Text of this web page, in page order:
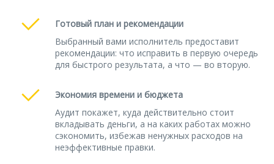
Готовый план и рекомендации
Выбранный вами исполнитель предоставит
рекомендации: что исправить в первую очередь
для быстрого результата, а что — во вторую.
Экономия времени и бюджета
Аудит покажет, куда действительно стоит
вкладывать деньги, а на каких работах можно
сэкономить, избежав ненужных расходов на
неэффективные правки.